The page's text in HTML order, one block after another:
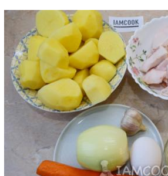
Драники на
электрическом гриле